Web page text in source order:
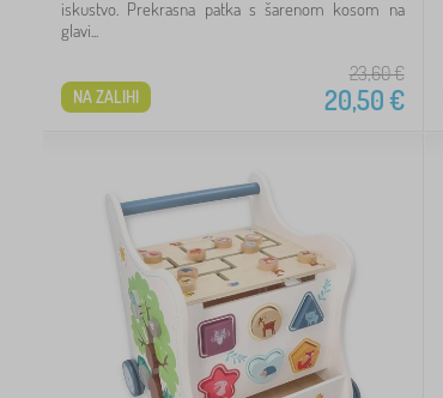
iskustvo. Prekrasna patka s šarenom kosom na
glavi...
23,60€
20,50€
NA ZALIHI